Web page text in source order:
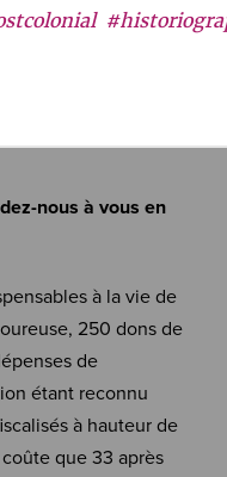
nous à vous en
à la vie de
250 dons de
de
étant reconnu
à hauteur de
que 33 après